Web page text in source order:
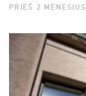
PRIEŠ 2 MĖNESIUS